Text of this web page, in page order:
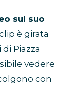
sul suo
clip è girata
Piazza
vedere
con